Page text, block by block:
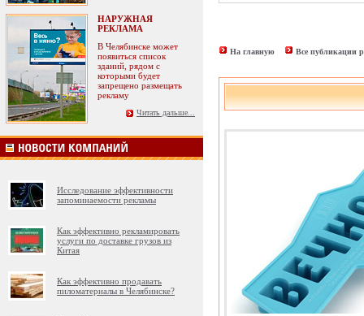
НАРУЖНАЯ
РЕКЛАМА
В Челябинске может
появиться список
зданий, рядом с
которыми будет
запрещено размещать
рекламу
Читать дальше...
Исследование эффективности
запоминаемости рекламы
Как эффективно рекламировать
услуги по доставке грузов из
Китая
Как эффективно продавать
пиломатериалы в Челябинске?
На главную Все публикации